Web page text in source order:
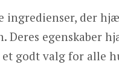
ingredienser, der
Deres egenskaber
godt valg for alle